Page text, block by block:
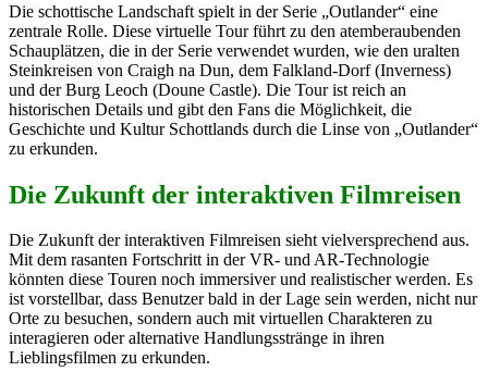
Die schottische Landschaft spielt in der Serie „Outlander“ eine
zentrale Rolle. Diese virtuelle Tour führt zu den atemberaubenden
Schauplätzen, die in der Serie verwendet wurden, wie den uralten
Steinkreisen von Craigh na Dun, dem Falkland-Dorf (Inverness)
und der Burg Leoch (Doune Castle). Die Tour ist reich an
historischen Details und gibt den Fans die Möglichkeit, die
Geschichte und Kultur Schottlands durch die Linse von „Outlander“
zu erkunden.
Die Zukunft der interaktiven Filmreisen
Die Zukunft der interaktiven Filmreisen sieht vielversprechend aus.
Mit dem rasanten Fortschritt in der VR- und AR-Technologie
könnten diese Touren noch immersiver und realistischer werden. Es
ist vorstellbar, dass Benutzer bald in der Lage sein werden, nicht nur
Orte zu besuchen, sondern auch mit virtuellen Charakteren zu
interagieren oder alternative Handlungsstränge in ihren
Lieblingsfilmen zu erkunden.